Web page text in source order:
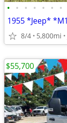
• • • • • • •
8/4 5,800mi
$55,700